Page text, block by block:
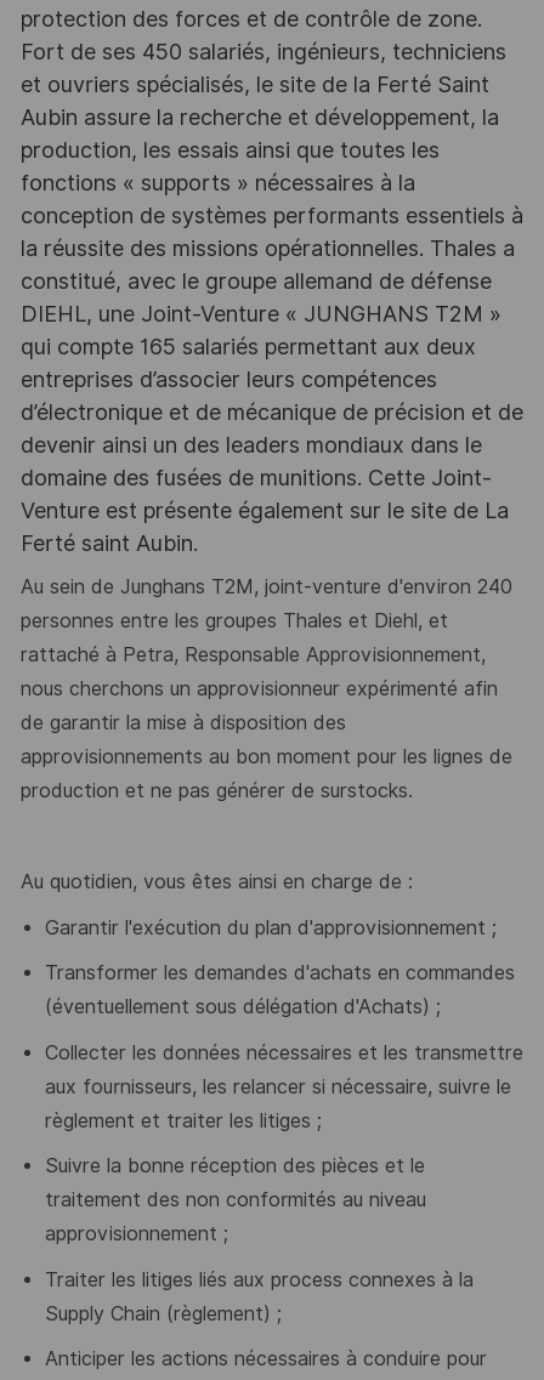
protection des forces et de contrôle de zone.
Fort de ses 450 salariés, ingénieurs, techniciens
et ouvriers spécialisés, le site de la Ferté Saint
Aubin assure la recherche et développement, la
production, les essais ainsi que toutes les
fonctions « supports » nécessaires à la
conception de systèmes performants essentiels à
la réussite des missions opérationnelles. Thales a
constitué, avec le groupe allemand de défense
DIEHL, une Joint-Venture « JUNGHANS T2M »
qui compte 165 salariés permettant aux deux
entreprises d’associer leurs compétences
d’électronique et de mécanique de précision et de
devenir ainsi un des leaders mondiaux dans le
domaine des fusées de munitions. Cette Joint-
Venture est présente également sur le site de La
Ferté saint Aubin.
Au sein de Junghans T2M, joint-venture d'environ 240
personnes entre les groupes Thales et Diehl, et
rattaché à Petra, Responsable Approvisionnement,
nous cherchons un approvisionneur expérimenté afin
de garantir la mise à disposition des
approvisionnements au bon moment pour les lignes de
production et ne pas générer de surstocks.
Au quotidien, vous êtes ainsi en charge de :
Garantir l'exécution du plan d'approvisionnement ;
Transformer les demandes d'achats en commandes
(éventuellement sous délégation d'Achats) ;
Collecter les données nécessaires et les transmettre
aux fournisseurs, les relancer si nécessaire, suivre le
règlement et traiter les litiges ;
Suivre la bonne réception des pièces et le
traitement des non conformités au niveau
approvisionnement ;
Traiter les litiges liés aux process connexes à la
Supply Chain (règlement) ;
Anticiper les actions nécessaires à conduire pour